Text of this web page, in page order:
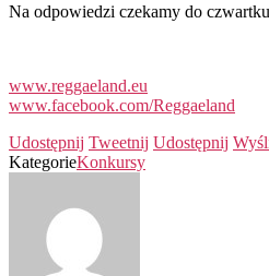
Na odpowiedzi czekamy do
www.reggaeland.eu
www.facebook.com/Reggaeland
Udostępnij Tweetnij Udostępnij
KategorieKonkursy